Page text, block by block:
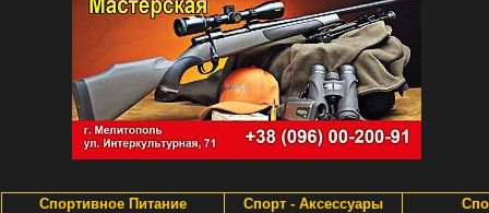
Спортивное Питание Спорт - Аксессуары